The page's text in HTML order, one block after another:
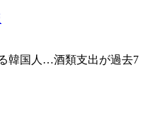
韓国人…酒類支出が過去7